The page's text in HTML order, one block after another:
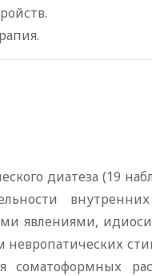
диатеза (19
явлениями,
невропатических
соматоформных